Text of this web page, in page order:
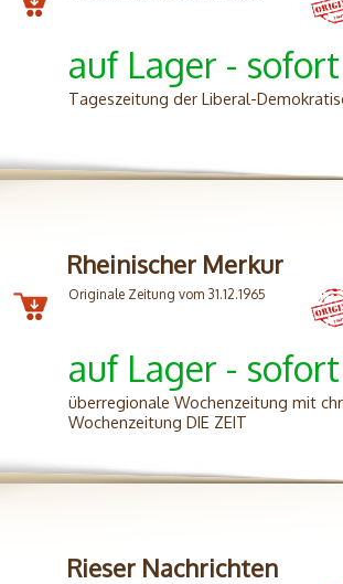
auf Lager -
Tageszeitung der Liberal-
Rheinischer Merkur
Originale Zeitung vom 31.12.1965
auf Lager -
überregionale Wochenzeitung mit
Wochenzeitung DIE ZEIT
Rieser Nachrichten